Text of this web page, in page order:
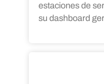
estaciones de
su dashboard